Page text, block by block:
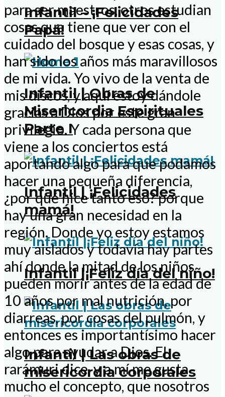
Infantil – ¡Felicidades
Papá!
Infantil | Obras de
Misericordia Espirituales
Parte I
Infantil | ¡Felicidades
mamá!
Infantil |¡Feliz día del niño!
Infantil | Las obras de
misericordia corporales
para ser maestros, otros estudian
cosas que tiene que ver con el
cuidado del bosque y esas cosas, y
han sido los años más maravillosos
de mi vida. Yo vivo de la venta de
mis discos, y aquí estoy dándole
gracias a Dios por este gran
privilegio. Y cada persona que
viene a los conciertos está
aportando algo para que podamos
hacer una pequeña diferencia,
¿por qué hice tanto eso? porque
hay una gran necesidad en la
región. Donde yo estoy estamos
muy aislados y todavía hay partes
ahí donde la mitad de los niños
pueden morir antes de la edad de
10 años por mal nutrición, por
diarreas, por cosas del pulmón, y
entonces es importantísimo hacer
algo para ayudar a Dios. El
rarámuri dice, y a mí me gusta
mucho el concepto, que nosotros